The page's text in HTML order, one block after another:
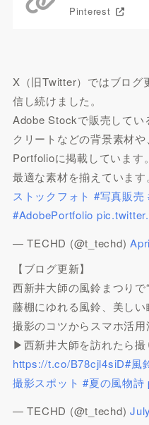
Pinterest
X（旧Twitter）ではブログ
信し続けました。
Adobe Stockで販売してい
クリートなどの背景素材
Portfolioに掲載しています
最適な素材を揃えています
ストックフォト #写真販売
#AdobePortfolio
— TECHD (@t_techd)
【ブログ更新】
西新井大師の風鈴まつりで
藤棚にゆれる風鈴、美しい
撮影のコツからスマホ活用
▶︎西新井大師を訪れたら
https://t.co/B78cjl4siD#風
撮影スポット #夏の風物詩
— TECHD (@t_techd)